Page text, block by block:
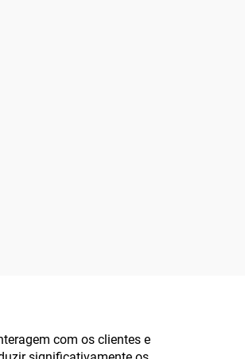
com os clientes e